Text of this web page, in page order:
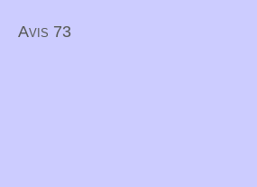
Avis 73